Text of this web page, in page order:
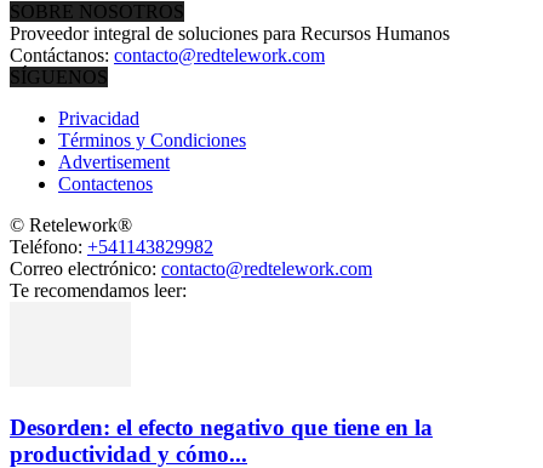
SOBRE NOSOTROS
Proveedor integral de soluciones para Recursos Humanos
Contáctanos: contacto@redtelework.com
SÍGUENOS
Privacidad
Términos y Condiciones
Advertisement
Contactenos
© Retelework®
Teléfono: +541143829982
Correo electrónico: contacto@redtelework.com
Te recomendamos leer:
Desorden: el efecto negativo que tiene en la
productividad y cómo...